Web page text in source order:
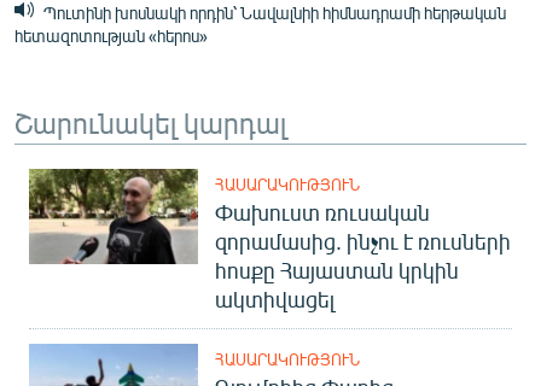
Պուտինի խոսնակի որդին՝ Նավալնիի հիմնադրամի հերթական
հետազոտության «հերոս»
Շարունակել կարդալ
ՀԱՍԱՐԱԿՈՒԹՅՈՒՆ
Փախուստ ռուսական
զորամասից. ինչու է ռուսների
հոսքը Հայաստան կրկին
ակտիվացել
ՀԱՍԱՐԱԿՈՒԹՅՈՒՆ